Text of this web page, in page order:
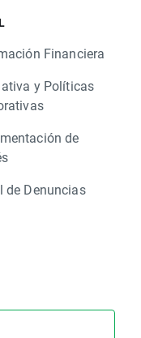
Financiera
y Políticas
de
de Denuncias